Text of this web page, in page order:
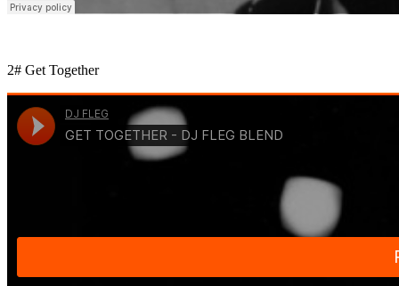
2# Get Together